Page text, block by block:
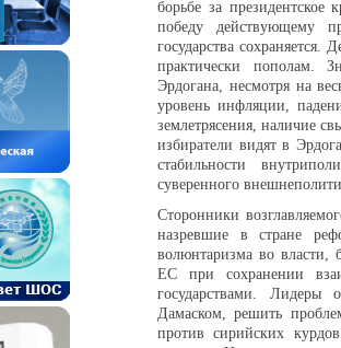
борьбе за
победу действующему
государства сохраняется.
практически пополам.
Эрдогана, несмотря на
уровень инфляции,
землетрясения, наличие
избиратели видят в
стабильности
суверенного
Сторонники
назревшие в стране
волюнтаризма во власти,
ЕС при сохранении
государствами. Лидеры
Дамаском, решить
против сирийских